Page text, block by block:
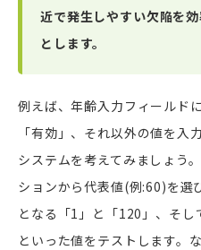
近で発生しやすい欠陥を
とします。
例えば、年齢入力フィールド
「有効」、それ以外の値を入
システムを考えてみましょう
ションから代表値(例:60)を選
となる「1」と「120」、そし
といった値をテストします。